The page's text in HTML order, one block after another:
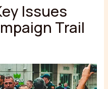
Issues
Trail